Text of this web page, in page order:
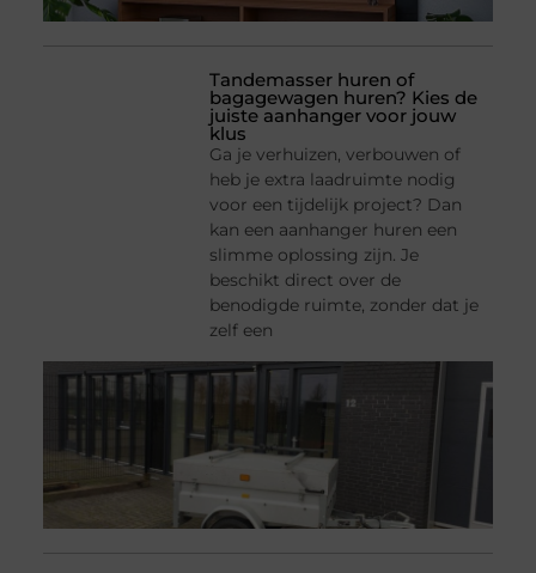
Tandemasser huren of
bagagewagen huren? Kies de
juiste aanhanger voor jouw
klus
Ga je verhuizen, verbouwen of
heb je extra laadruimte nodig
voor een tijdelijk project? Dan
kan een aanhanger huren een
slimme oplossing zijn. Je
beschikt direct over de
benodigde ruimte, zonder dat je
zelf een